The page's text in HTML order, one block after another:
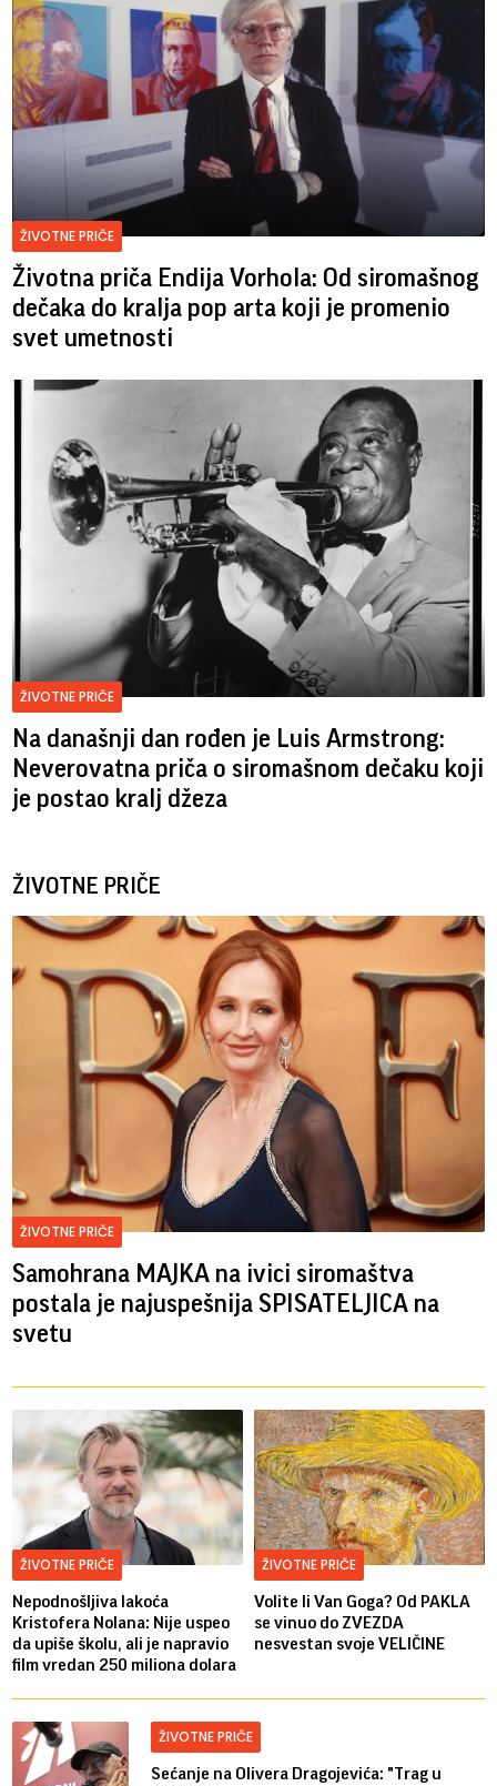
ŽIVOTNE PRIČE
Životna priča Endija Vorhola: Od siromašnog
dečaka do kralja pop arta koji je promenio
svet umetnosti
ŽIVOTNE PRIČE
Na današnji dan rođen je Luis Armstrong:
Neverovatna priča o siromašnom dečaku koji
je postao kralj džeza
ŽIVOTNE PRIČE
ŽIVOTNE PRIČE
Samohrana MAJKA na ivici siromaštva
postala je najuspešnija SPISATELJICA na
svetu
ŽIVOTNE PRIČE
Nepodnošljiva lakoća
Kristofera Nolana: Nije uspeo
da upiše školu, ali je napravio
film vredan 250 miliona dolara
ŽIVOTNE PRIČE
Volite li Van Goga? Od PAKLA
se vinuo do ZVEZDA
nesvestan svoje VELIČINE
ŽIVOTNE PRIČE
Sećanje na Olivera Dragojevića: "Trag u